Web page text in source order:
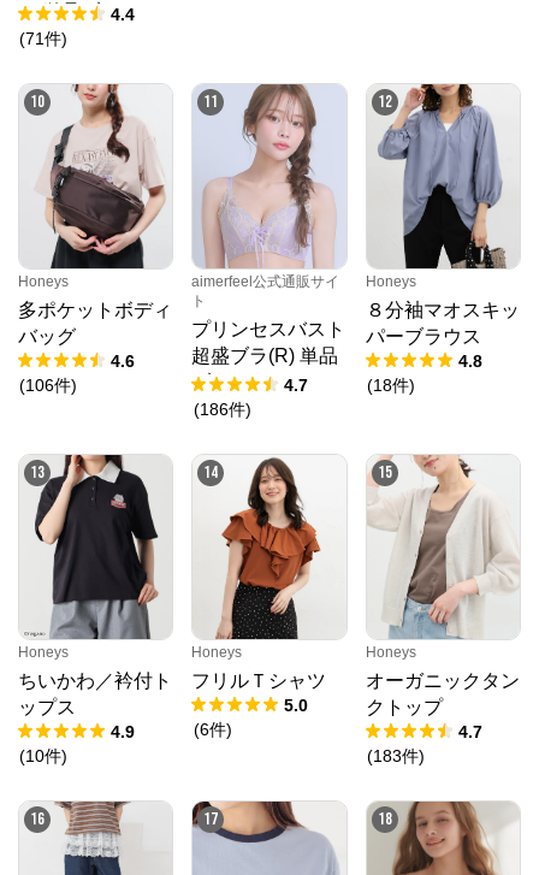
ス 単品ブラジャ
ー
4.4
(71件)
10
Honeys
多ポケットボディ
バッグ
4.6
(106件)
11
aimerfeel公式通販サイ
ト
プリンセスバスト
超盛ブラ(R) 単品
ブラジャー4.7
(186件)
12
Honeys
８分袖マオスキッ
パーブラウス
4.8
(18件)
13
Honeys
ちいかわ／衿付ト
ップス
4.9
(10件)
14
Honeys
フリルＴシャツ
5.0
(6件)
15
Honeys
オーガニックタン
クトップ
4.7
(183件)
16 17 18